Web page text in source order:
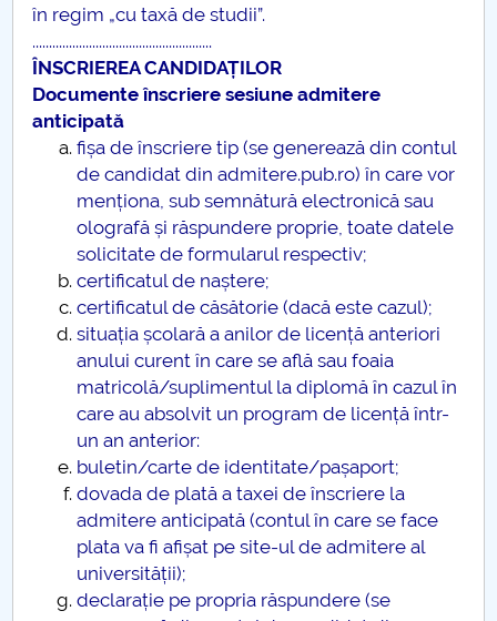
în regim „cu taxă de studii”.
......................................................
ÎNSCRIEREA CANDIDAȚILOR
Documente înscriere sesiune admitere
anticipată
fișa de înscriere tip (se generează din contul
de candidat din admitere.pub.ro) în care vor
menționa, sub semnătură electronică sau
olografă și răspundere proprie, toate datele
solicitate de formularul respectiv;
certificatul de naștere;
certificatul de căsătorie (dacă este cazul);
situația școlară a anilor de licență anteriori
anului curent în care se află sau foaia
matricolă/suplimentul la diplomă în cazul în
care au absolvit un program de licență într-
un an anterior:
buletin/carte de identitate/pașaport;
dovada de plată a taxei de înscriere la
admitere anticipată (contul în care se face
plata va fi afișat pe site-ul de admitere al
universității);
declarație pe propria răspundere (se